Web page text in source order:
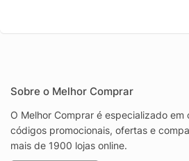
Sobre o Melhor Comprar
O Melhor Comprar é especializado
códigos promocionais, ofertas e
mais de 1900 lojas online.